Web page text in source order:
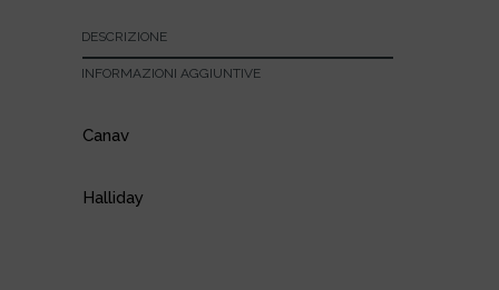
DESCRIZIONE
INFORMAZIONI AGGIUNTIVE
Canav
Halliday